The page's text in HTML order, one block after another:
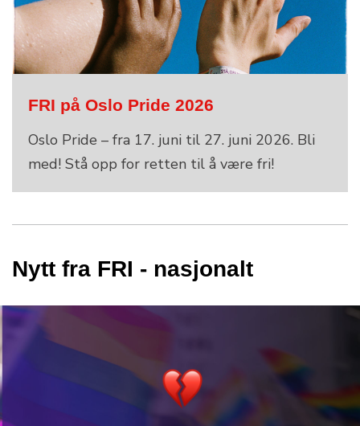
FRI på Oslo Pride 2026
Oslo Pride – fra 17. juni til 27. juni 2026. Bli
med! Stå opp for retten til å være fri!
Nytt fra FRI - nasjonalt